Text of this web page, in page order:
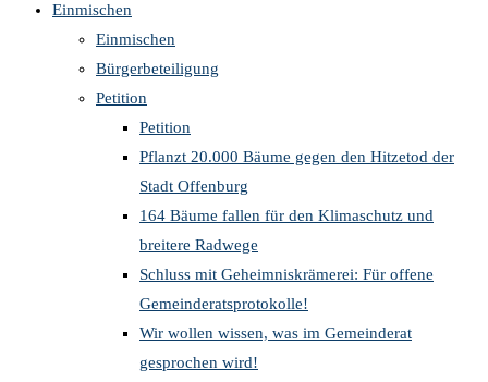
Einmischen
Einmischen
Bürgerbeteiligung
Petition
Petition
Pflanzt 20.000 Bäume gegen den Hitzetod der
Stadt Offenburg
164 Bäume fallen für den Klimaschutz und
breitere Radwege
Schluss mit Geheimniskrämerei: Für offene
Gemeinderatsprotokolle!
Wir wollen wissen, was im Gemeinderat
gesprochen wird!